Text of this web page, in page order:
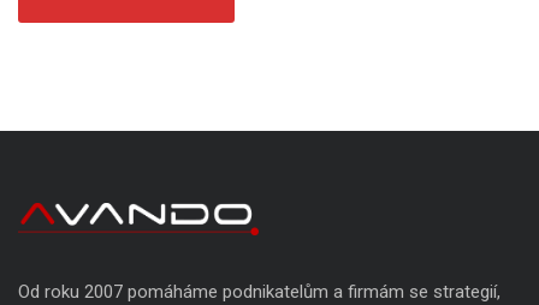
Od roku 2007 pomáháme podnikatelům a firmám se strategií,